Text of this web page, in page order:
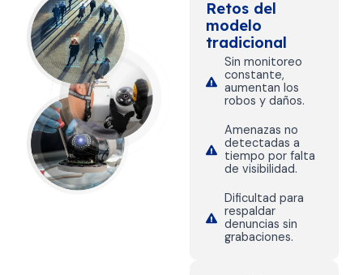
Retos del
modelo
tradicional
Sin monitoreo
constante,
aumentan los
robos y daños.
Amenazas no
detectadas a
tiempo por falta
de visibilidad.
Dificultad para
respaldar
denuncias sin
grabaciones.